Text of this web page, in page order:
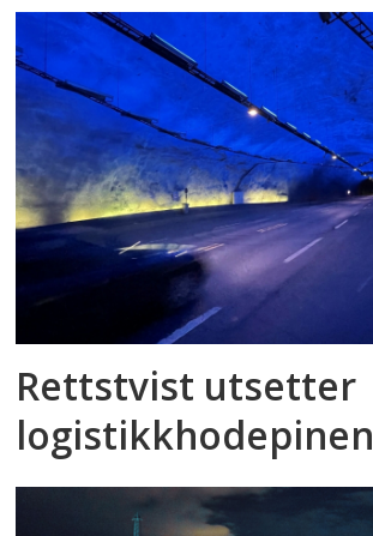
Rettstvist utsetter
logistikkhodepinen